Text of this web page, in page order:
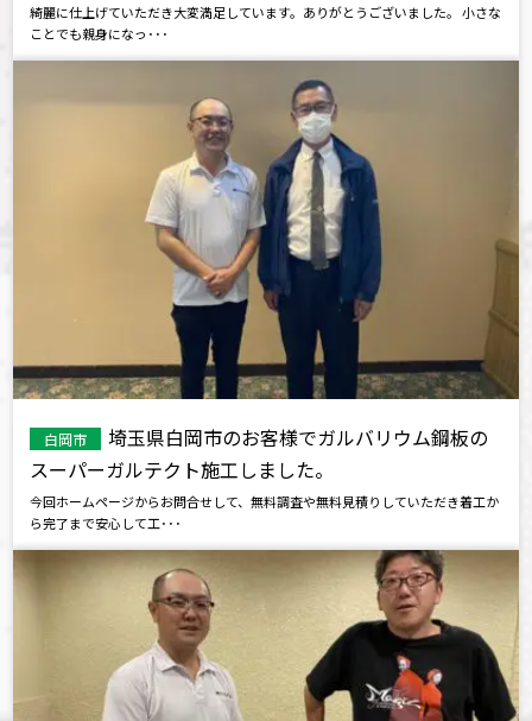
綺麗に仕上げていただき大変満足しています。ありがとうございました。 小さな
ことでも親身になっ･･･
白岡市
埼玉県白岡市のお客様でガルバリウム鋼板の
スーパーガルテクト施工しました。
今回ホームページからお問合せして、無料調査や無料見積りしていただき着工か
ら完了まで安心して工･･･